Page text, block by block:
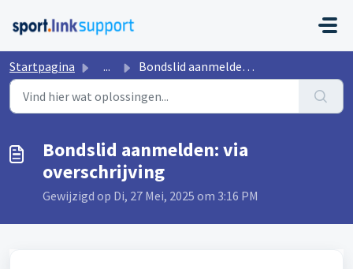
Startpagina ... Bondslid aanmelden: via overschrijving
Bondslid aanmelden: via
overschrijving
Gewijzigd op Di, 27 Mei, 2025 om 3:16 PM